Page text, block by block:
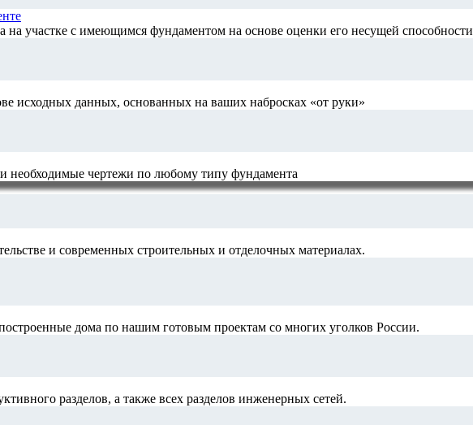
на участке с имеющимся фундаментом на основе оценки его несущей способности
исходных данных, основанных на ваших набросках «от руки»
необходимые чертежи по любому типу фундамента
и современных строительных и отделочных материалах.
дома по нашим готовым проектам со многих уголков России.
разделов, а также всех разделов инженерных сетей.